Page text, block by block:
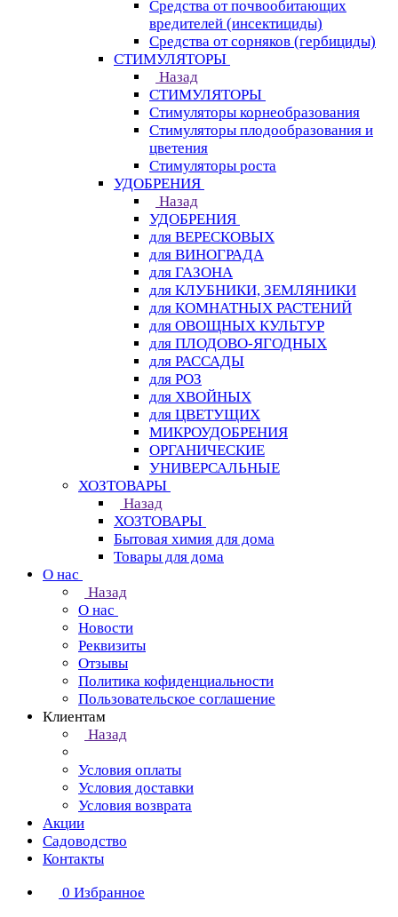
Средства от почвообитающих
вредителей (инсектициды)
Средства от сорняков (гербициды)
СТИМУЛЯТОРЫ
Назад
СТИМУЛЯТОРЫ
Стимуляторы корнеобразования
Стимуляторы плодообразования и
цветения
Стимуляторы роста
УДОБРЕНИЯ
Назад
УДОБРЕНИЯ
для ВЕРЕСКОВЫХ
для ВИНОГРАДА
для ГАЗОНА
для КЛУБНИКИ, ЗЕМЛЯНИКИ
для КОМНАТНЫХ РАСТЕНИЙ
для ОВОЩНЫХ КУЛЬТУР
для ПЛОДОВО-ЯГОДНЫХ
для РАССАДЫ
для РОЗ
для ХВОЙНЫХ
для ЦВЕТУЩИХ
МИКРОУДОБРЕНИЯ
ОРГАНИЧЕСКИЕ
УНИВЕРСАЛЬНЫЕ
ХОЗТОВАРЫ
Назад
ХОЗТОВАРЫ
Бытовая химия для дома
Товары для дома
О нас
Назад
О нас
Новости
Реквизиты
Отзывы
Политика кофиденциальности
Пользовательское соглашение
Клиентам
Назад
Условия оплаты
Условия доставки
Условия возврата
Акции
Садоводство
Контакты
0 Избранное